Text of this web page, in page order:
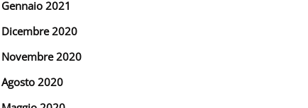
Gennaio 2021
Dicembre 2020
Novembre 2020
Agosto 2020